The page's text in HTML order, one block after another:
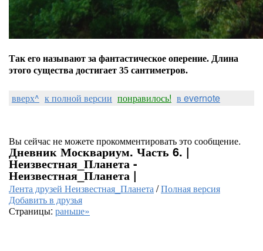
Так его называют за фантастическое оперение. Длина
этого существа достигает 35 сантиметров.
вверх^ к полной версии понравилось! в evernote
Вы сейчас не можете прокомментировать это сообщение.
Дневник Москвариум. Часть 6. |
Неизвестная_Планета -
Неизвестная_Планета |
Лента друзей Неизвестная_Планета/Полная версия
Добавить в друзья
Страницы: раньше»